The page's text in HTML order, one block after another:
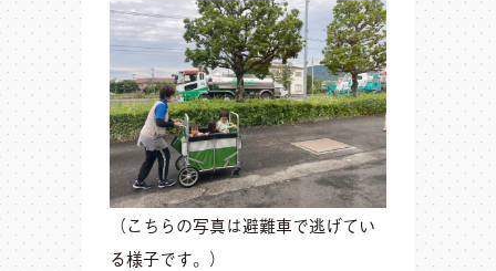
（こちらの写真は避難車で逃げてい
る様子です。）